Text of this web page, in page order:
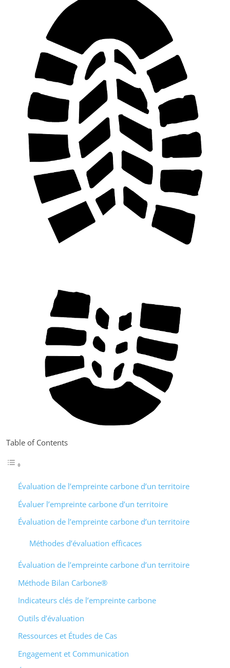
Table of Contents
Évaluation de l’empreinte carbone d’un territoire
Évaluer l’empreinte carbone d’un territoire
Évaluation de l’empreinte carbone d’un territoire
Méthodes d’évaluation efficaces
Évaluation de l’empreinte carbone d’un territoire
Méthode Bilan Carbone®
Indicateurs clés de l’empreinte carbone
Outils d’évaluation
Ressources et Études de Cas
Engagement et Communication